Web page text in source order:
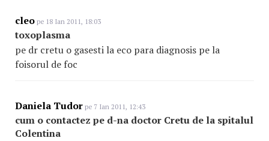
cleo pe 18 Ian 2011, 18:03
toxoplasma
pe dr cretu o gasesti la eco para diagnosis pe la
foisorul de foc
Daniela Tudor pe 7 Ian 2011, 12:43
cum o contactez pe d-na doctor Cretu de la spitalul
Colentina